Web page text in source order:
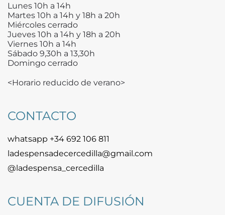
Lunes 10h a 14h
Martes 10h a 14h y 18h a 20h
Miércoles cerrado
Jueves 10h a 14h y 18h a 20h
Viernes 10h a 14h
Sábado 9,30h a 13,30h
Domingo cerrado
<Horario reducido de verano>
CONTACTO
whatsapp +34 692 106 811
ladespensadecercedilla@gmail.com
@ladespensa_cercedilla
CUENTA DE DIFUSIÓN